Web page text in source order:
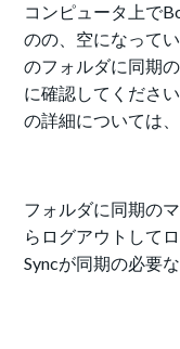
コンピュータ上で
のの、空になって
のフォルダに同期
に確認してくださ
の詳細については、
フォルダに同期の
らログアウトして
Syncが同期の必要